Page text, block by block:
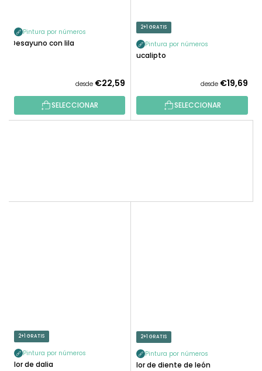
Pintura por números
Desayuno con lila
desde €22,59
SELECCIONAR
2+1 GRATIS
Pintura por números
Eucalipto
desde €19,69
SELECCIONAR
2+1 GRATIS
Pintura por números
Flor de dalia
2+1 GRATIS
Pintura por números
Flor de diente de león